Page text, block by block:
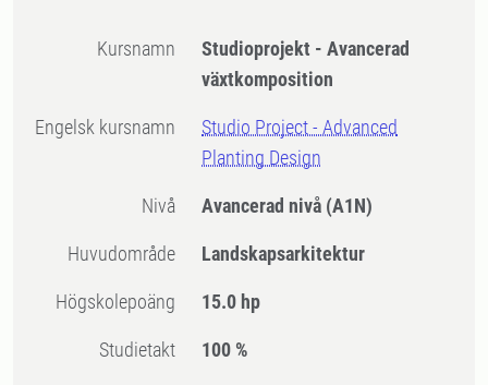
Kursnamn
Studioprojekt - Avancerad
växtkomposition
Engelsk kursnamn
Studio Project - Advanced
Planting Design
Nivå Avancerad nivå (A1N)
Huvudområde Landskapsarkitektur
högskolepoäng 15.0 hp
Studietakt 100 %